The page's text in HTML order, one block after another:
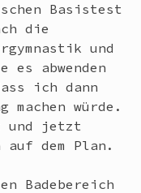
Basistest
die
und
abwenden
ich dann
würde.
und jetzt
auf dem Plan.
Badebereich